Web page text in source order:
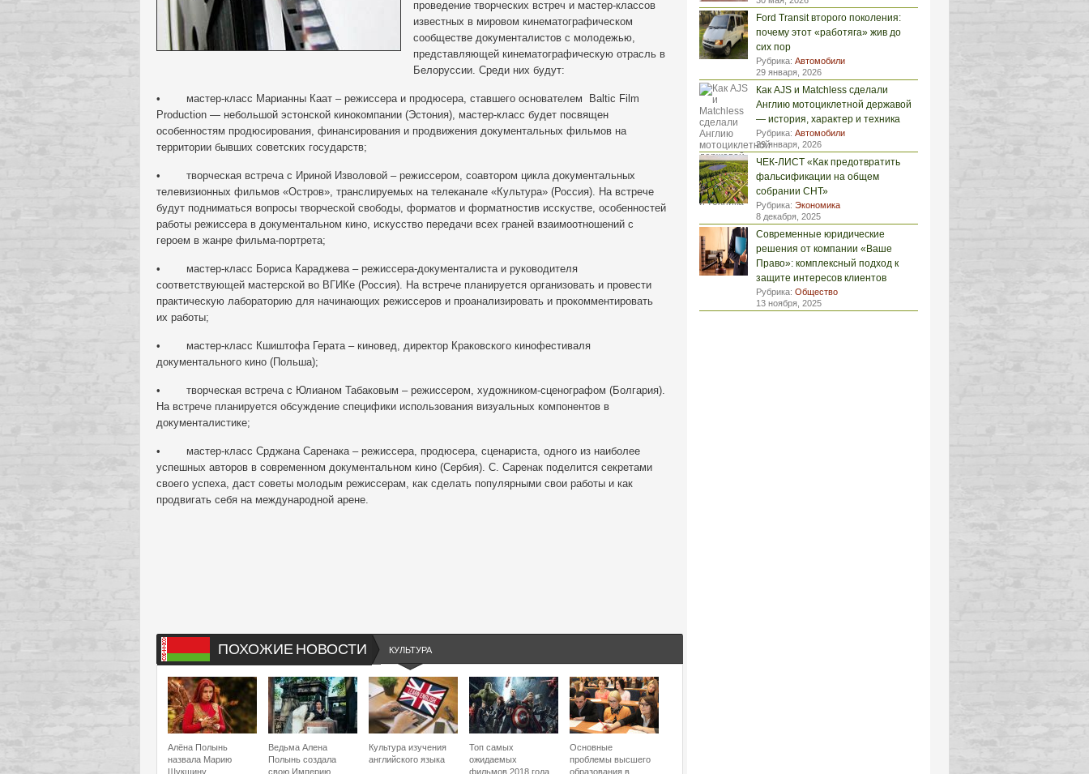
проведение творческих встреч и мастер-классов
известных в мировом кинематографическом
сообществе документалистов с молодежью,
представляющей кинематографическую отрасль в
Белоруссии. Среди них будут:
• мастер-класс Марианны Каат – режиссера и продюсера, ставшего основателем Baltic Film
Production — небольшой эстонской кинокомпании (Эстония), мастер-класс будет посвящен
особенностям продюсирования, финансирования и продвижения документальных фильмов на
территории бывших советских государств;
• творческая встреча с Ириной Изволовой – режиссером, соавтором цикла документальных
телевизионных фильмов «Остров», транслируемых на телеканале «Культура» (Россия). На встрече
будут подниматься вопросы творческой свободы, форматов и форматностив исскустве, особенностей
работы режиссера в документальном кино, искусство передачи всех граней взаимоотношений с
героем в жанре фильма-портрета;
• мастер-класс Бориса Караджева – режиссера-документалиста и руководителя
соответствующей мастерской во ВГИКе (Россия). На встрече планируется организовать и провести
практическую лабораторию для начинающих режиссеров и проанализировать и прокомментировать
их работы;
• мастер-класс Кшиштофа Герата – киновед, директор Краковского кинофестиваля
документального кино (Польша);
• творческая встреча с Юлианом Табаковым – режиссером, художником-сценографом (Болгария).
На встрече планируется обсуждение специфики использования визуальных компонентов в
документалистике;
• мастер-класс Срджана Саренака – режиссера, продюсера, сценариста, одного из наиболее
успешных авторов в современном документальном кино (Сербия). С. Саренак поделится секретами
своего успеха, даст советы молодым режиссерам, как сделать популярными свои работы и как
продвигать себя на международной арене.
ПОХОЖИЕ НОВОСТИ КУЛЬТУРА
Алёна Полынь
назвала Марию
Шукшину
Ведьма Алена
Полынь создала
свою Империю.
Культура изучения
английского языка
Топ самых
ожидаемых
фильмов 2018 года
Основные
проблемы высшего
образования в
Ford Transit второго поколения:
почему этот «работяга» жив до
сих пор
Рубрика: Автомобили
29 января, 2026
Как AJS и Matchless сделали
Англию мотоциклетной державой
— история, характер и техника
Рубрика: Автомобили
29 января, 2026
ЧЕК-ЛИСТ «Как предотвратить
фальсификации на общем
собрании СНТ»
Рубрика: Экономика
8 декабря, 2025
Современные юридические
решения от компании «Ваше
Право»: комплексный подход к
защите интересов клиентов
Рубрика: Общество
13 ноября, 2025